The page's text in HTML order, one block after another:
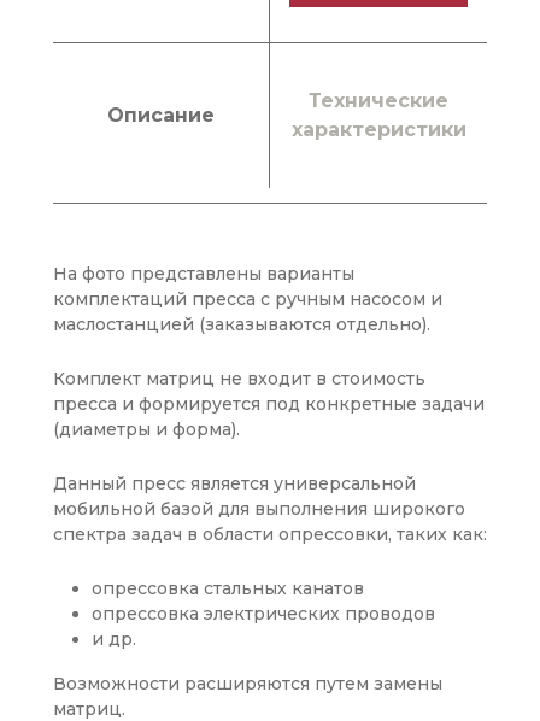
Описание
Технические
характеристики
На фото представлены варианты
комплектаций пресса с ручным насосом и
маслостанцией (заказываются отдельно).
Комплект матриц не входит в стоимость
пресса и формируется под конкретные задачи
(диаметры и форма).
Данный пресс является универсальной
мобильной базой для выполнения широкого
спектра задач в области опрессовки, таких как:
опрессовка стальных канатов
опрессовка электрических проводов
и др.
Возможности расширяются путем замены
матриц.